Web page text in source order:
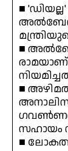
■
■
■
സഹായം
■